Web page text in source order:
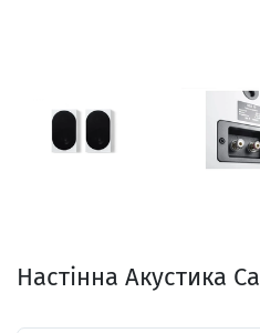
Настінна Акустика